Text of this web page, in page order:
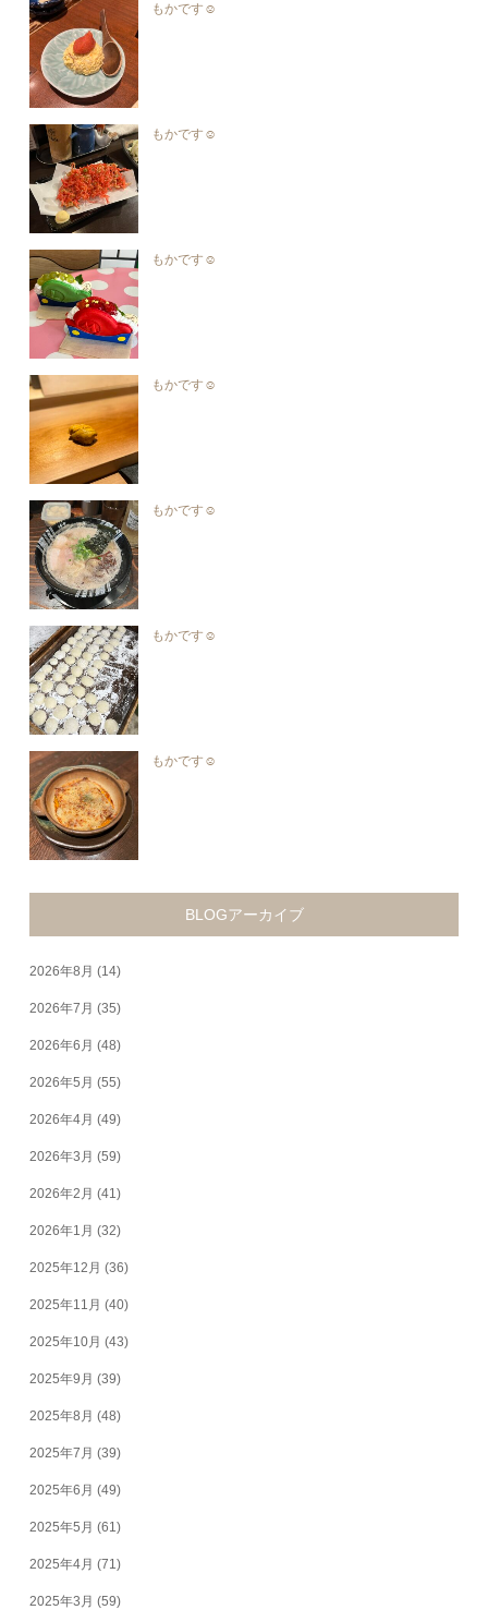
もかです☺︎︎
もかです☺︎︎
もかです☺︎︎
もかです☺︎︎
もかです☺︎︎
もかです☺︎︎
もかです☺︎︎
BLOGアーカイブ
2026年8月 (14)
2026年7月 (35)
2026年6月 (48)
2026年5月 (55)
2026年4月 (49)
2026年3月 (59)
2026年2月 (41)
2026年1月 (32)
2025年12月 (36)
2025年11月 (40)
2025年10月 (43)
2025年9月 (39)
2025年8月 (48)
2025年7月 (39)
2025年6月 (49)
2025年5月 (61)
2025年4月 (71)
2025年3月 (59)